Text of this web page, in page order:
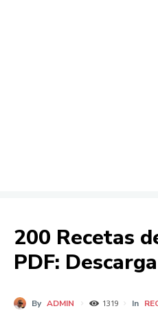
200 Recetas
PDF:
By ADMIN 1319 In